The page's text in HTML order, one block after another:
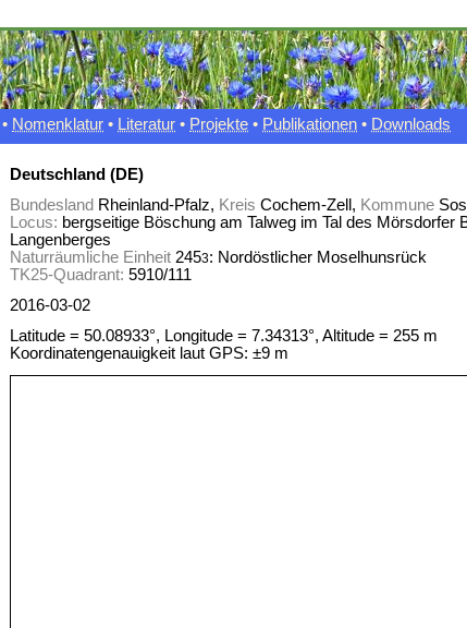
• Nomenklatur • Literatur • Projekte • Publikationen • Downloads
Deutschland (DE)
Bundesland Rheinland-Pfalz, Kreis Cochem-Zell, Kommune
Locus: bergseitige Böschung am Talweg im Tal des Mörsdorfer
Langenberges
Naturräumliche Einheit 2453: Nordöstlicher Moselhunsrück
TK25-Quadrant: 5910/111
2016-03-02
Latitude = 50.08933°, Longitude = 7.34313°, Altitude = 255 m
Koordinatengenauigkeit laut GPS: ±9 m